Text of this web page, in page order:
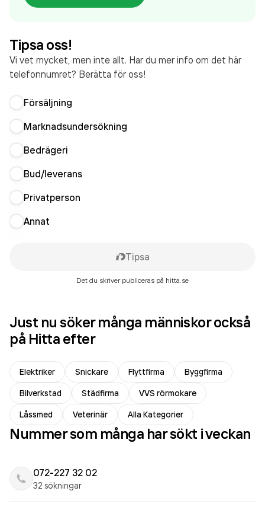
företaget. Bolaget är ett aktiebolag som varit aktivt
AB/Ve Sten AB
senaste räkenskapsåret (2024).
Tipsa oss!
Vi vet mycket, men inte allt. Har du mer info om det här
telefonnumret? Berätta för oss!
Försäljning
Marknadsundersökning
Bedrägeri
Bud/leverans
Privatperson
Annat
Tipsa
Det du skriver publiceras på hitta.se
Just nu söker många människor också
på Hitta efter
Elektriker Snickare Flyttfirma
Byggfirma
Bilverkstad
Städfirma
VVS rörmokare
Låssmed
Veterinär Alla Kategorier
Nummer som många har sökt i veckan
072-227 32 02
32 sökningar